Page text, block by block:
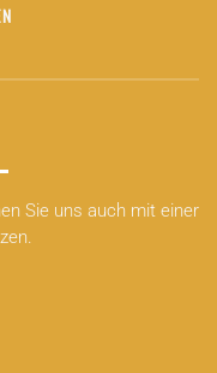
Sie uns auch mit einer